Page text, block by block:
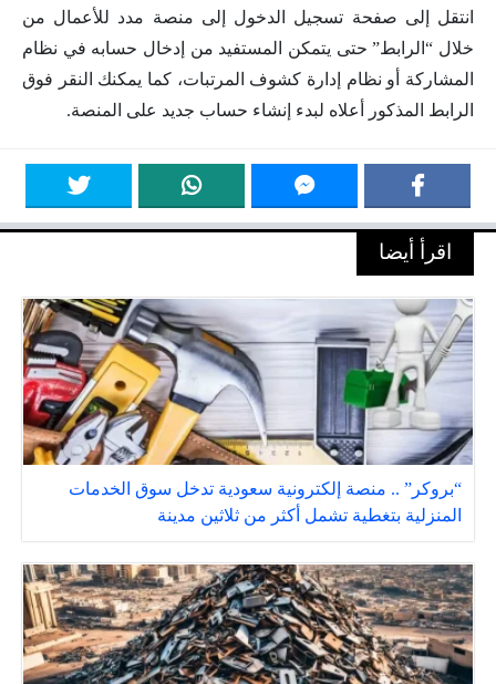
انتقل إلى صفحة تسجيل الدخول إلى منصة مدد للأعمال من
خلال “الرابط” حتى يتمكن المستفيد من إدخال حسابه في نظام
المشاركة أو نظام إدارة كشوف المرتبات، كما يمكنك النقر فوق
الرابط المذكور أعلاه لبدء إنشاء حساب جديد على المنصة.
اقرأ أيضا
“بروكر” .. منصة إلكترونية سعودية تدخل سوق الخدمات
المنزلية بتغطية تشمل أكثر من ثلاثين مدينة